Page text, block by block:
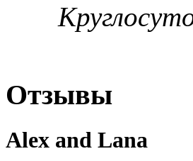
Отзывы
Alex and Lana